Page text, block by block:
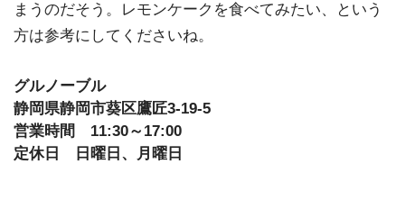
まうのだそう。レモンケークを食べてみたい、という
方は参考にしてくださいね。
グルノーブル
静岡県静岡市葵区鷹匠3-19-5
営業時間 11:30～17:00
定休日 日曜日、月曜日